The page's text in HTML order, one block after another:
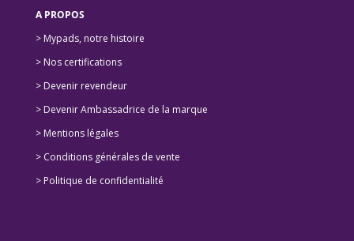
A PROPOS
> Mypads, notre histoire
> Nos certifications
> Devenir revendeur
> Devenir Ambassadrice de la marque
> Mentions légales
> Conditions générales de vente
> Politique de confidentialité